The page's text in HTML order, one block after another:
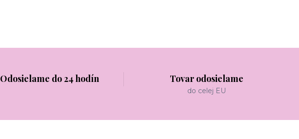
Odosielame do 24 hodín Tovar odosielame
do celej EU